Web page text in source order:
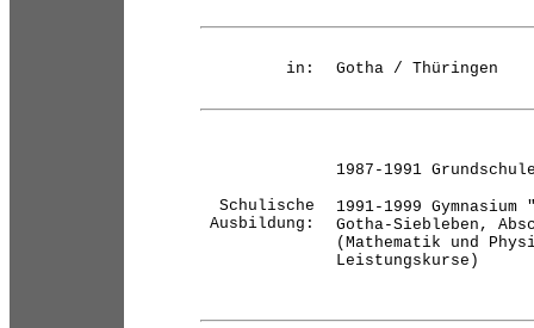
in: Gotha / Thüringen
Schulische
Ausbildung:
1987-1991
1991-1999
Gotha-Siebleben,
(Mathematik und
Leistungskurse)